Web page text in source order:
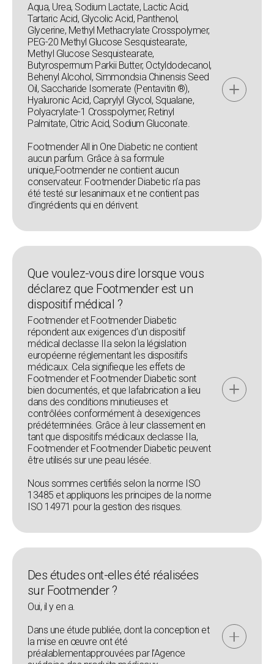
Aqua, Urea, Sodium Lactate, Lactic Acid,
Tartaric Acid, Glycolic Acid, Panthenol,
Glycerine, Methyl Methacrylate Crosspolymer,
PEG-20 Methyl Glucose Sesquistearate,
Methyl Glucose Sesquistearate,
Butyrospermum Parkii Butter, Octyldodecanol,
Behenyl Alcohol, Simmondsia Chinensis Seed
Oil, Saccharide Isomerate (Pentavitin ®),
Hyaluronic Acid, Caprylyl Glycol, Squalane,
Polyacrylate-1 Crosspolymer, Retinyl
Palmitate, Citric Acid, Sodium Gluconate.
Footmender All in One Diabetic ne contient
aucun parfum. Grâce à sa formule
unique,Footmender ne contient aucun
conservateur. Footmender Diabetic n’a pas
été testé sur lesanimaux et ne contient pas
d’ingrédients qui en dérivent.
Que voulez-vous dire lorsque vous
déclarez que Footmender est un
dispositif médical ?
Footmender et Footmender Diabetic
répondent aux exigences d’un dispositif
médical declasse IIa selon la législation
européenne réglementant les dispositifs
médicaux. Cela signifieque les effets de
Footmender et Footmender Diabetic sont
bien documentés, et que lafabrication a lieu
dans des conditions minutieuses et
contrôlées conformément à desexigences
prédéterminées. Grâce à leur classement en
tant que dispositifs médicaux declasse IIa,
Footmender et Footmender Diabetic peuvent
être utilisés sur une peau lésée.
Nous sommes certifiés selon la norme ISO
13485 et appliquons les principes de la norme
ISO 14971 pour la gestion des risques.
Des études ont-elles été réalisées
sur Footmender ?
Oui, il y en a.
Dans une étude publiée, dont la conception et
la mise en œuvre ont été
préalablementapprouvées par l’Agence